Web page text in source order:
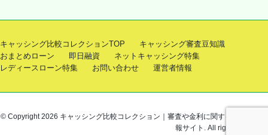
キャッシング比較コレクションTOP
キャッシング審査豆知識
おまとめローン
即日融資
ネットキャッシング特集
レディースローン特集
お問い合わせ 運営者情報
© Copyright 2026 キャッシング比較コレクション｜審査や金利に関するお役立ち情
報サイト. All rights reserved.